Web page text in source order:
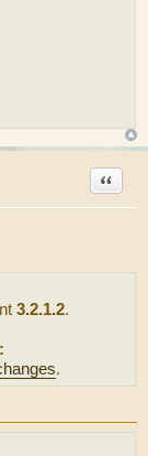
Citation
3.2.1.2.
.